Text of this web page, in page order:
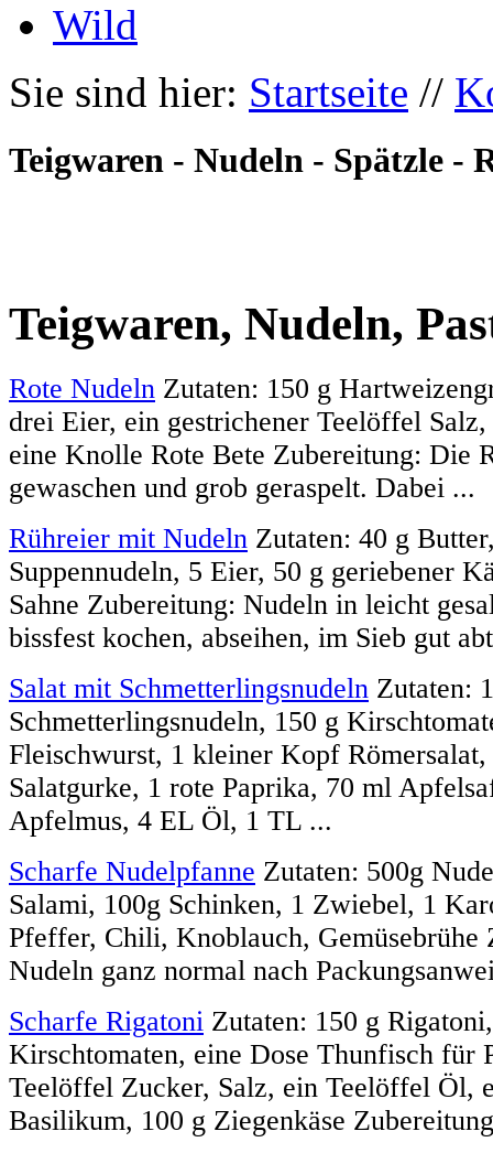
Wild
Sie sind hier: Startseite //
Teigwaren - Nudeln - Spätzle -
Teigwaren, Nudeln,
Rote Nudeln Zutaten: 150 g
drei Eier, ein gestrichener Teelöffel
eine Knolle Rote Bete Zubereitung: Die
gewaschen und grob geraspelt. Dabei ...
Rühreier mit Nudeln Zutaten: 40 g
Suppennudeln, 5 Eier, 50 g geriebener
Sahne Zubereitung: Nudeln in leicht
bissfest kochen, abseihen, im Sieb gut
Salat mit Schmetterlingsnudeln Zutaten:
Schmetterlingsnudeln, 150 g
Fleischwurst, 1 kleiner Kopf
Salatgurke, 1 rote Paprika, 70 ml
Apfelmus, 4 EL Öl, 1 TL ...
Scharfe Nudelpfanne Zutaten: 500g
Salami, 100g Schinken, 1 Zwiebel, 1
Pfeffer, Chili, Knoblauch, Gemüsebrühe
Nudeln ganz normal nach
Scharfe Rigatoni Zutaten: 150 g
Kirschtomaten, eine Dose Thunfisch für
Teelöffel Zucker, Salz, ein Teelöffel Öl,
Basilikum, 100 g Ziegenkäse